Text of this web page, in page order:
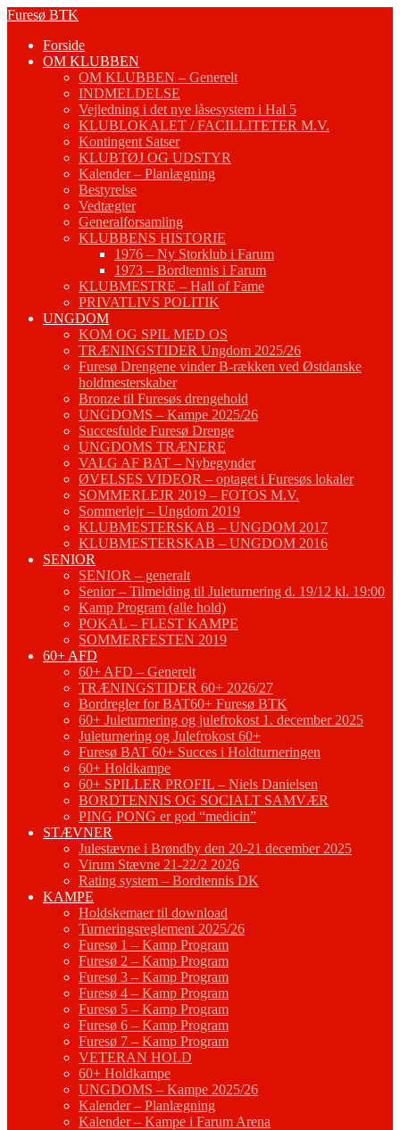
Fortsæt
indhold
Furesø BTK
Forside
OM KLUBBEN
OM KLUBBEN – Generelt
INDMELDELSE
Vejledning i det nye låsesystem i Hal 5
KLUBLOKALET / FACILLITETER M.V.
Kontingent Satser
KLUBTØJ OG UDSTYR
Kalender – Planlægning
Bestyrelse
Vedtægter
Generalforsamling
KLUBBENS HISTORIE
1976 – Ny Storklub i Farum
1973 – Bordtennis i Farum
KLUBMESTRE – Hall of Fame
PRIVATLIVS POLITIK
UNGDOM
KOM OG SPIL MED OS
TRÆNINGSTIDER Ungdom 2025/26
Furesø Drengene vinder B-rækken ved Østdanske
holdmesterskaber
Bronze til Furesøs drengehold
UNGDOMS – Kampe 2025/26
Succesfulde Furesø Drenge
UNGDOMS TRÆNERE
VALG AF BAT – Nybegynder
ØVELSES VIDEOR – optaget i Furesøs lokaler
SOMMERLEJR 2019 – FOTOS M.V.
Sommerlejr – Ungdom 2019
KLUBMESTERSKAB – UNGDOM 2017
KLUBMESTERSKAB – UNGDOM 2016
SENIOR
SENIOR – generalt
Senior – Tilmelding til Juleturnering d. 19/12 kl. 19:00
Kamp Program (alle hold)
POKAL – FLEST KAMPE
SOMMERFESTEN 2019
60+ AFD
60+ AFD – Generelt
TRÆNINGSTIDER 60+ 2026/27
Bordregler for BAT60+ Furesø BTK
60+ Juleturnering og julefrokost 1. december 2025
Juleturnering og Julefrokost 60+
Furesø BAT 60+ Succes i Holdturneringen
60+ Holdkampe
60+ SPILLER PROFIL – Niels Danielsen
BORDTENNIS OG SOCIALT SAMVÆR
PING PONG er god “medicin”
STÆVNER
Julestævne i Brøndby den 20-21 december 2025
Virum Stævne 21-22/2 2026
Rating system – Bordtennis DK
KAMPE
Holdskemaer til download
Turneringsreglement 2025/26
Furesø 1 – Kamp Program
Furesø 2 – Kamp Program
Furesø 3 – Kamp Program
Furesø 4 – Kamp Program
Furesø 5 – Kamp Program
Furesø 6 – Kamp Program
Furesø 7 – Kamp Program
VETERAN HOLD
60+ Holdkampe
UNGDOMS – Kampe 2025/26
Kalender – Planlægning
Kalender – Kampe i Farum Arena